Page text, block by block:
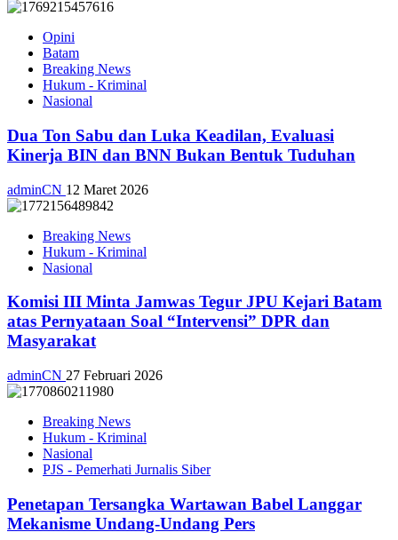
Opini
Batam
Breaking News
Hukum - Kriminal
Nasional
Dua Ton Sabu dan Luka Keadilan, Evaluasi
Kinerja BIN dan BNN Bukan Bentuk Tuduhan
adminCN 12 Maret 2026
Breaking News
Hukum - Kriminal
Nasional
Komisi III Minta Jamwas Tegur JPU Kejari Batam
atas Pernyataan Soal “Intervensi” DPR dan
Masyarakat
adminCN 27 Februari 2026
Breaking News
Hukum - Kriminal
Nasional
PJS - Pemerhati Jurnalis Siber
Penetapan Tersangka Wartawan Babel Langgar
Mekanisme Undang-Undang Pers